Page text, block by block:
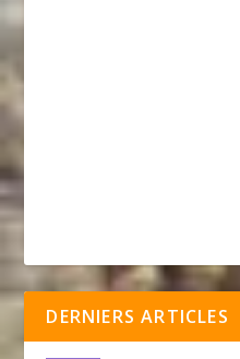
DERNIERS ARTICLES